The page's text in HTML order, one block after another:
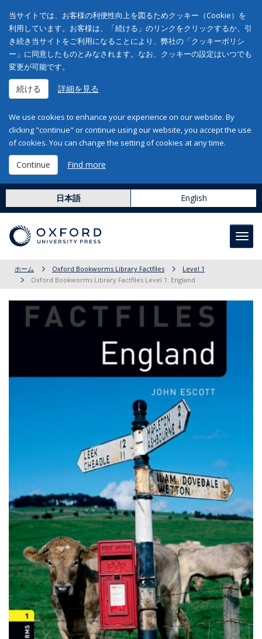
当サイトでは、お客様の利便性向上を図るためクッキー（Cookie）を
利用しています。お客様は、「続ける」のリンクをクリックするか、引
き続き当サイトをご利用になることにより、弊社の「クッキーポリシ
ー」に同意したものとみなされます。なお、クッキーの設定はいつでも
変更が可能です。
続ける 詳細を見る
We use cookies to enhance your experience on our website. By
clicking "continue" or continue using our website, you accept the use
of cookies. You can change the setting of cookies at any time.
Continue Find more
日本語 English
ホーム Oxford Bookworms Library Factfiles
Level 1
Oxford Bookworms Library Factfiles Level 1: England